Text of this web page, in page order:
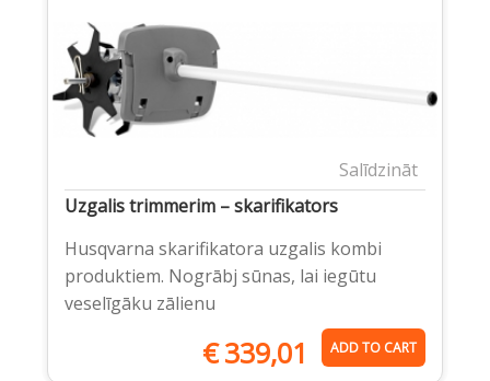
Salīdzināt
Uzgalis trimmerim – skarifikators
Husqvarna skarifikatora uzgalis kombi
produktiem. Nogrābj sūnas, lai iegūtu
veselīgāku zālienu
€339,01 ADD TO CART